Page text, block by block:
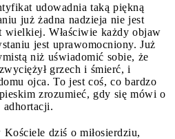
udowadnia taką piękną
już żadna nadzieja nie jest
wielkiej. Właściwie każdy objaw
jest uprawomocniony. Już
niż uświadomić sobie, że
grzech i śmierć, i
ojca. To jest coś, co bardzo
zrozumieć, gdy się mówi o
dziś o miłosierdziu,